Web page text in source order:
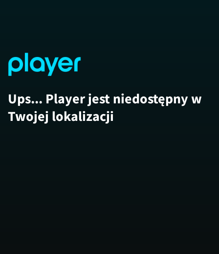
Ups... Player jest niedostępny w
Twojej lokalizacji